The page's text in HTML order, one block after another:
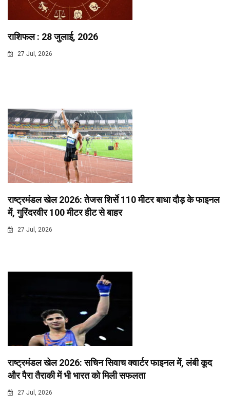
राशिफल : 28 जुलाई, 2026
27 Jul, 2026
राष्ट्रमंडल खेल 2026: तेजस शिर्से 110 मीटर बाधा दौड़ के फाइनल
में, गुरिंदरवीर 100 मीटर हीट से बाहर
27 Jul, 2026
राष्ट्रमंडल खेल 2026: सचिन सिवाच क्वार्टर फाइनल में, लंबी कूद
और पैरा तैराकी में भी भारत को मिली सफलता
27 Jul, 2026